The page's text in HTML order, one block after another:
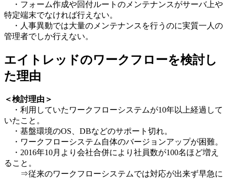
・フォーム作成や回付ルートのメンテナンスがサーバ上や
特定端末でなければ行えない。
・人事異動では大量のメンテナンスを行うのに実質一人の
管理者でしか行えない。
エイトレッドのワークフローを検討し
た理由
＜検討理由＞
・利用していたワークフローシステムが10年以上経過して
いたこと。
・基盤環境のOS、DBなどのサポート切れ。
・ワークフローシステム自体のバージョンアップが困難。
・2016年10月より会社合併により社員数が100名ほど増え
ること。
⇒従来のワークフローシステムでは対応が出来ず早急に